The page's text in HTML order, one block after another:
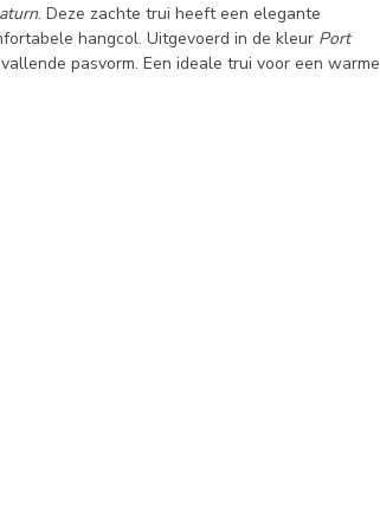
. Deze zachte trui heeft een elegante
hangcol. Uitgevoerd in de kleur Port
pasvorm. Een ideale trui voor een warme